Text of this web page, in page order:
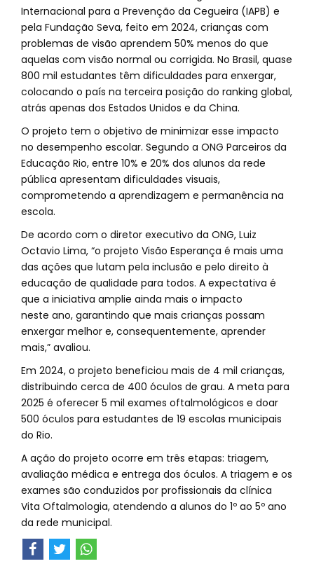
Internacional para a Prevenção da Cegueira (IAPB) e
pela Fundação Seva, feito em 2024, crianças com
problemas de visão aprendem 50% menos do que
aquelas com visão normal ou corrigida. No Brasil, quase
800 mil estudantes têm dificuldades para enxergar,
colocando o país na terceira posição do ranking global,
atrás apenas dos Estados Unidos e da China.
O projeto tem o objetivo de minimizar esse impacto
no desempenho escolar. Segundo a ONG Parceiros da
Educação Rio, entre 10% e 20% dos alunos da rede
pública apresentam dificuldades visuais,
comprometendo a aprendizagem e permanência na
escola.
De acordo com o diretor executivo da ONG, Luiz
Octavio Lima, “o projeto Visão Esperança é mais uma
das ações que lutam pela inclusão e pelo direito à
educação de qualidade para todos. A expectativa é
que a iniciativa amplie ainda mais o impacto
neste ano, garantindo que mais crianças possam
enxergar melhor e, consequentemente, aprender
mais,” avaliou.
Em 2024, o projeto beneficiou mais de 4 mil crianças,
distribuindo cerca de 400 óculos de grau. A meta para
2025 é oferecer 5 mil exames oftalmológicos e doar
500 óculos para estudantes de 19 escolas municipais
do Rio.
A ação do projeto ocorre em três etapas: triagem,
avaliação médica e entrega dos óculos. A triagem e os
exames são conduzidos por profissionais da clínica
Vita Oftalmologia, atendendo a alunos do 1º ao 5º ano
da rede municipal.